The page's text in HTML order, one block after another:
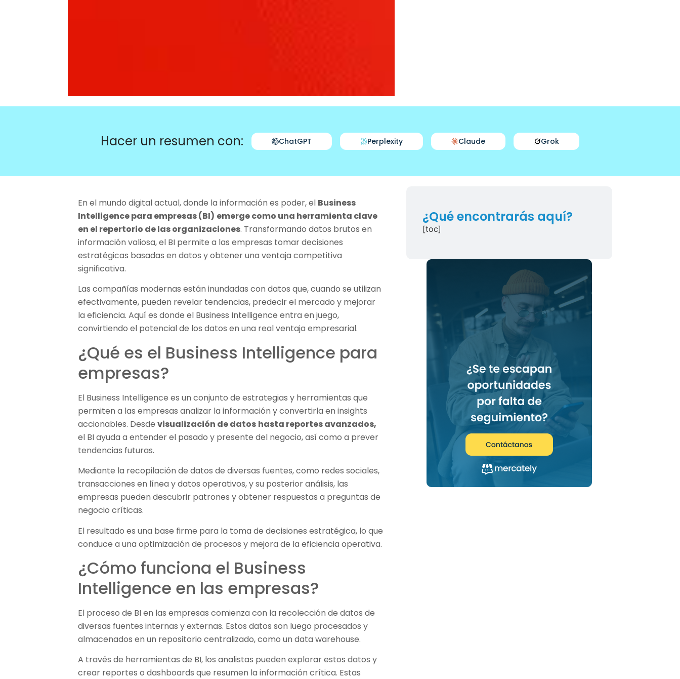
Hacer un resumen con: ChatGPT Perplexity Claude Grok
En el mundo digital actual, donde la información es poder, el Business
Intelligence para empresas (BI) emerge como una herramienta clave
en el repertorio de las organizaciones. Transformando datos brutos en
información valiosa, el BI permite a las empresas tomar decisiones
estratégicas basadas en datos y obtener una ventaja competitiva
significativa.
Las compañías modernas están inundadas con datos que, cuando se utilizan
efectivamente, pueden revelar tendencias, predecir el mercado y mejorar
la eficiencia. Aquí es donde el Business Intelligence entra en juego,
convirtiendo el potencial de los datos en una real ventaja empresarial.
¿Qué es el Business Intelligence para
empresas?
El Business Intelligence es un conjunto de estrategias y herramientas que
permiten a las empresas analizar la información y convertirla en insights
accionables. Desdevisualización de datos hasta reportes avanzados,
el BI ayuda a entender el pasado y presente del negocio, así como a prever
tendencias futuras.
Mediante la recopilación de datos de diversas fuentes, como redes sociales,
transacciones en línea y datos operativos, y su posterior análisis, las
empresas pueden descubrir patrones y obtener respuestas a preguntas de
negocio críticas.
El resultado es una base firme para la toma de decisiones estratégica, lo que
conduce a una optimización de procesos y mejora de la eficiencia operativa.
¿Cómo funciona el Business
Intelligence en las empresas?
El proceso de BI en las empresas comienza con la recolección de datos de
diversas fuentes internas y externas. Estos datos son luego procesados y
almacenados en un repositorio centralizado, como un data warehouse.
A través de herramientas de BI, los analistas pueden explorar estos datos y
crear reportes o dashboards que resumen la información crítica. Estas
¿Qué encontrarás aquí?
[toc]